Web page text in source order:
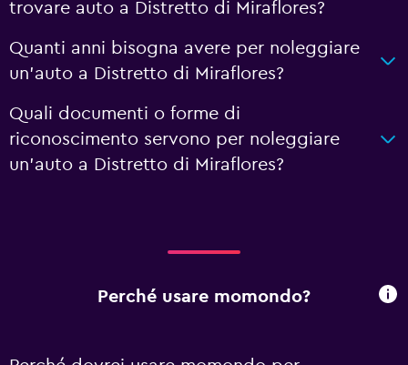
trovare auto a Distretto di Miraflores?
Quanti anni bisogna avere per noleggiare
un'auto a Distretto di Miraflores?
Quali documenti o forme di
riconoscimento servono per noleggiare
un'auto a Distretto di Miraflores?
Perché usare momondo?